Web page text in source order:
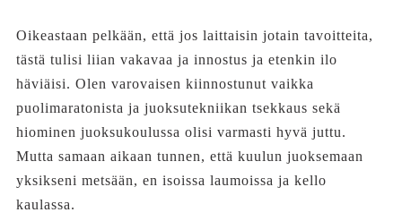
Oikeastaan pelkään, että jos laittaisin jotain tavoitteita,
tästä tulisi liian vakavaa ja innostus ja etenkin ilo
häviäisi. Olen varovaisen kiinnostunut vaikka
puolimaratonista ja juoksutekniikan tsekkaus sekä
hiominen juoksukoulussa olisi varmasti hyvä juttu.
Mutta samaan aikaan tunnen, että kuulun juoksemaan
yksikseni metsään, en isoissa laumoissa ja kello
kaulassa.